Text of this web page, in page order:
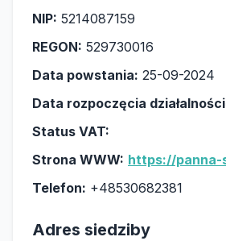
NIP: 5214087159
REGON: 529730016
Data powstania: 25-09-2024
Data rozpoczęcia
Status VAT:
Strona WWW: https://panna-
Telefon: +48530682381
Adres siedziby